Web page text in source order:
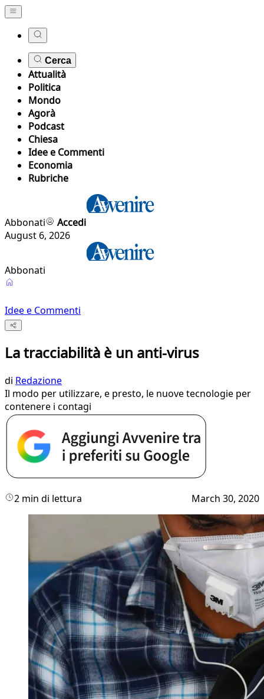
Cerca
Attualità
Politica
Mondo
Agorà
Podcast
Chiesa
Idee e Commenti
Economia
Rubriche
Abbonati
Accedi
August 6, 2026
Abbonati
Idee e Commenti
La tracciabilità è un anti-virus
di Redazione
Il modo per utilizzare, e presto, le nuove tecnologie per
contenere i contagi
2 min di lettura March 30, 2020